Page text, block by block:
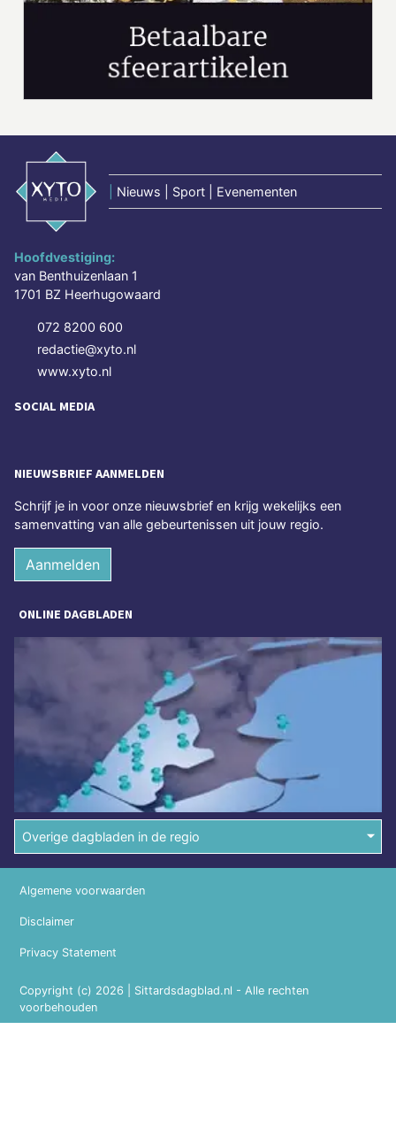
Nieuws | Sport | Evenementen
Hoofdvestiging:
van Benthuizenlaan 1
1701 BZ Heerhugowaard
072 8200 600
redactie@xyto.nl
www.xyto.nl
SOCIAL MEDIA
NIEUWSBRIEF AANMELDEN
Schrijf je in voor onze nieuwsbrief en krijg wekelijks een
samenvatting van alle gebeurtenissen uit jouw regio.
Aanmelden
ONLINE DAGBLADEN
Overige dagbladen in de regio
Copyright (c) 2026 | Sittardsdagblad.nl - Alle rechten
voorbehouden
Algemene voorwaarden
Disclaimer
Privacy Statement